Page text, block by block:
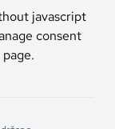
javascript
consent